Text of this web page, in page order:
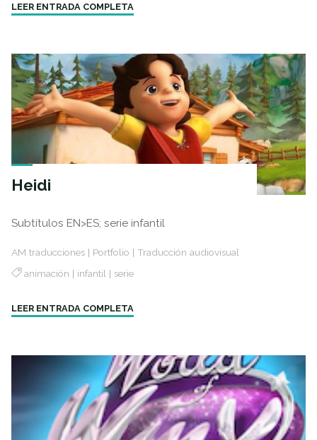
LEER ENTRADA COMPLETA
Batman
asediado"
Heidi
Subtítulos EN>ES; serie infantil
AM traducciones | Portfolio | Traducción audiovisual
animación | infantil | serie
LEER ENTRADA COMPLETA